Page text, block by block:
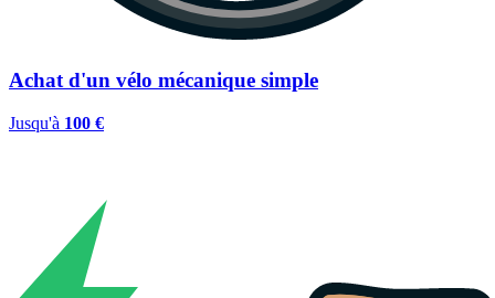
Achat d'un vélo mécanique simple
Jusqu'à 100 €